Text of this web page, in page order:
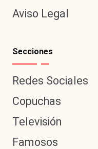
Aviso Legal
Secciones
Redes Sociales
Copuchas
Televisión
Famosos